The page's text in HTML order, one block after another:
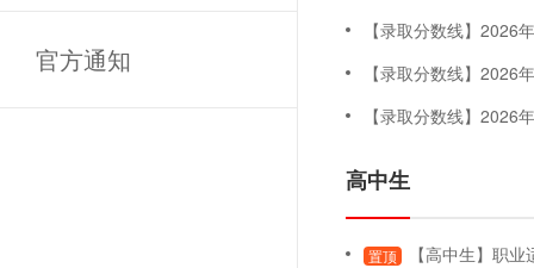
官方通知
【录取分数线】2026
【录取分数线】2026
【录取分数线】2026
高中生
置顶 【高中生】职业适应性